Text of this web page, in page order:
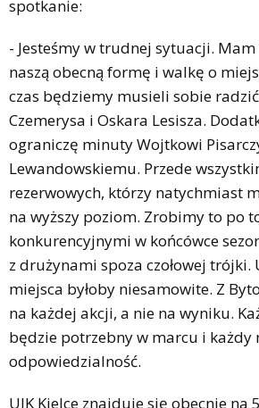
spotkanie:
- Jesteśmy w trudnej sytuacji.
naszą obecną formę i walkę o
czas będziemy musieli sobie
Czemerysa i Oskara Lesisza.
ograniczę minuty Wojtkowi
Lewandowskiemu. Przede
rezerwowych, którzy natychmiast
na wyższy poziom. Zrobimy to po
konkurencyjnymi w końcówce
z drużynami spoza czołowej trójki.
miejsca byłoby niesamowite. Z
na każdej akcji, a nie na wyniku.
będzie potrzebny w marcu i każdy
odpowiedzialność.
UJK Kielce znajduje się obecnie na